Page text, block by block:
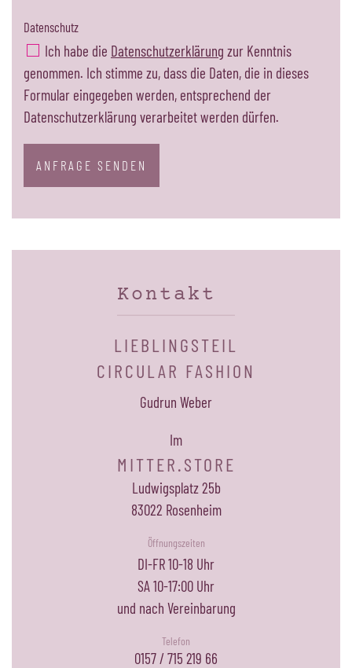
Datenschutz
Ich habe die Datenschutzerklärung zur Kenntnis
genommen. Ich stimme zu, dass die Daten, die in dieses
Formular eingegeben werden, entsprechend der
Datenschutzerklärung verarbeitet werden dürfen.
ANFRAGE SENDEN
Kontakt
LIEBLINGSTEIL
CIRCULAR FASHION
Gudrun Weber
Im
MITTER.STORE
Ludwigsplatz 25b
83022 Rosenheim
Öffnungszeiten
DI-FR 10-18 Uhr
SA 10-17:00 Uhr
und nach Vereinbarung
Telefon
0157 / 715 219 66